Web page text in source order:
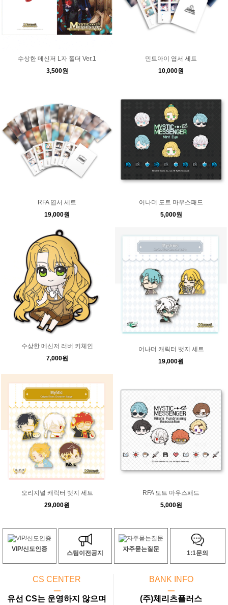
수상한 메신저 L자 폴더 Ver.1
3,500원
민트아이 엽서 세트
10,000원
RFA 엽서 세트
19,000원
어나더 도트 마우스패드
5,000원
수상한 메신저 러버 키체인
7,000원
어나더 캐릭터 뱃지 세트
19,000원
오리지널 캐릭터 뱃지 세트
29,000원
RFA 도트 마우스패드
5,000원
VIP/신도인증
스팀이전공지
자주묻는질문
1:1문의
CS CENTER
ㅡ
유선 CS는 운영하지 않으며
BANK INFO
ㅡ
(주)체리츠플러스